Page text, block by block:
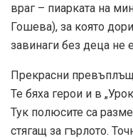
враг – пиарката на
Гошева), за която
завинаги без деца не
Прекрасни
Те бяха герои и в
Тук полюсите са
стягащ за гърлото.